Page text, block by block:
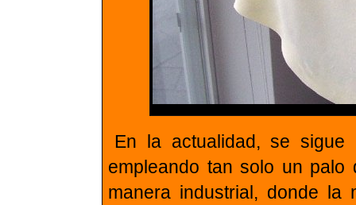
En la actualidad, se sigue
empleando tan solo un
manera industrial, donde la